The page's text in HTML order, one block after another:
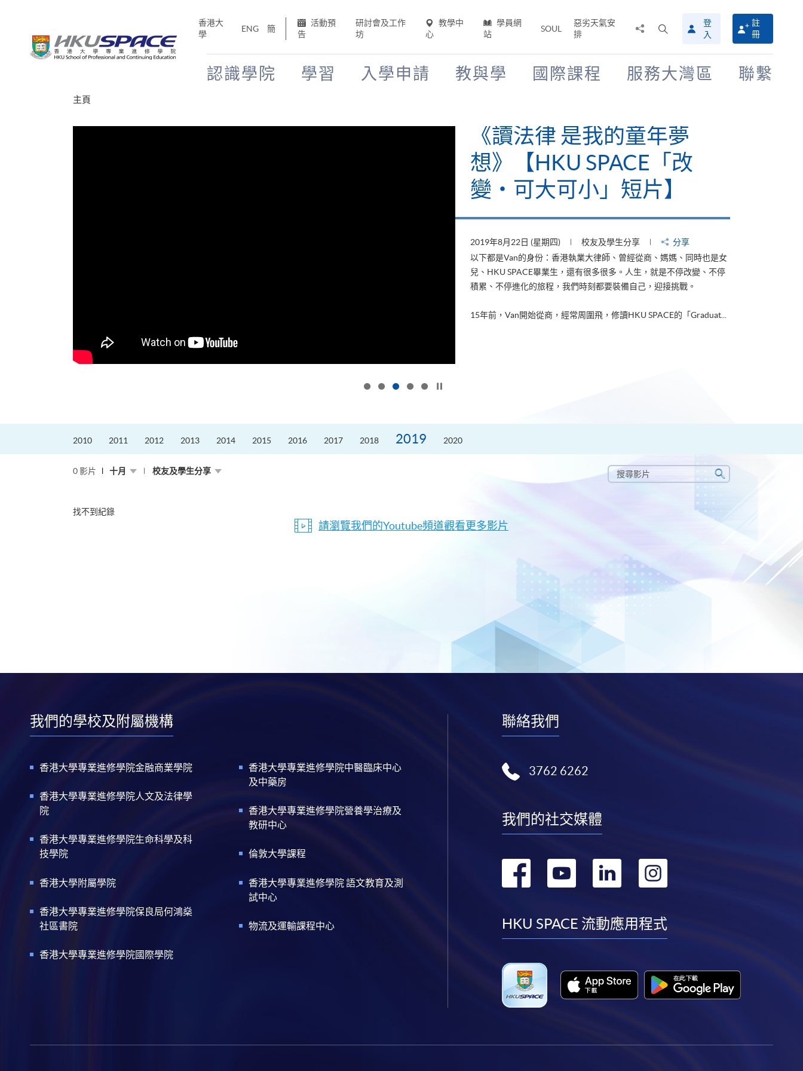
香港大
學
ENG 簡
活動預
告
研討會及工作
坊
教學中
心
學員網
站
SOUL
惡劣天氣安
排
搜
尋
介
登
入
註
冊
認識學院 學習 入學申請 教與學 國際課程 服務大灣區 聯繫
主頁
《讀法律 是我的童年夢
想》【HKU SPACE「改
變‧可大可小」短片】
2019年8月22日 (星期四) 校友及學生分享
分享
以下都是Van的身份：香港執業大律師、曾經從商、媽媽、同時也是女
兒、HKU SPACE畢業生，還有很多很多。人生，就是不停改變、不停
積累、不停進化的旅程，我們時刻都要裝備自己，迎接挑戰。
15年前，Van開始從商，經常周圍飛，修讀HKU SPACE的「Graduat...
2010 2011 2012 2013 2014 2015 2016 2017 2018 2019 2020
0 影片 十月 校友及學生分享
搜
尋
搜
尋
找不到紀錄
請瀏覽我們的Youtube頻道觀看更多影片
我們的學校及附屬機構
香港大學專業進修學院金融商業學院
香港大學專業進修學院人文及法律學
院
香港大學專業進修學院生命科學及科
技學院
香港大學附屬學院
香港大學專業進修學院保良局何鴻燊
社區書院
香港大學專業進修學院國際學院
香港大學專業進修學院中醫臨床中心
及中藥房
香港大學專業進修學院營養學治療及
教研中心
倫敦大學課程
香港大學專業進修學院 語文教育及測
試中心
物流及運輸課程中心
聯絡我們
3762 6262
我們的社交媒體
轉
facebook
轉
youtube
轉
linkedin
轉
instagram
HKU SPACE 流動應用程式